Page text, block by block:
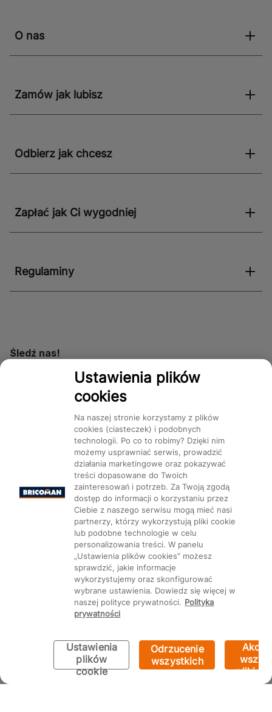
O nas
Zamów jak lubisz
Odbierz jak chcesz
Zapłać jak Ci wygodniej
Regulaminy
Śledź nas!
Dostępność
Bricoman 2026 ©
Kategorie Produkty Marki CMS
Ustawienia plików cookie
Ustawienia plików
cookies
Na naszej stronie korzystamy z plików
cookies (ciasteczek) i podobnych
technologii. Po co to robimy? Dzięki nim
możemy usprawniać serwis, prowadzić
działania marketingowe oraz pokazywać
treści dopasowane do Twoich
zainteresowań i potrzeb. Za Twoją zgodą
dostęp do informacji o korzystaniu przez
Ciebie z naszego serwisu mogą mieć nasi
partnerzy, którzy wykorzystują pliki cookie
lub podobne technologie w celu
personalizowania treści. W panelu
„Ustawienia plików cookies” możesz
sprawdzić, jakie informacje
wykorzystujemy oraz skonfigurować
wybrane ustawienia. Dowiedz się więcej w
naszej polityce prywatności. Polityka
prywatności
Ustawienia
plików
cookie
Odrzucenie
wszystkich
pliki